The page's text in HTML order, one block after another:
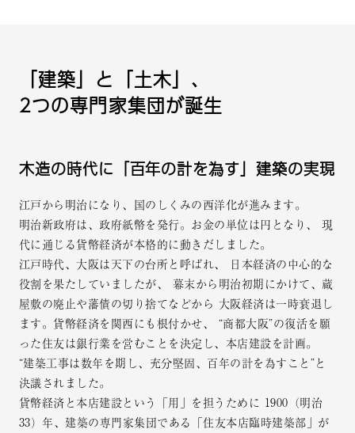
「建築」と「⼟⽊」、
2つの専⾨家集団が誕⽣
⽊造の時代に「百年の計を為す」建築の実現
江戸から明治になり、国のしくみの西洋化が進みます。
明治新政府は、政府紙幣を発行。お金の単位は円となり、
現
代に通じる貨幣経済が本格的に動きだしました。
江戸時代、大阪は天下の台所と呼ばれ、
日本経済の中心的な
役割を果たしていましたが、
幕末から明治初期にかけて、蔵
屋敷の廃止や藩債の切り捨てなどから 大阪経済は一時衰退し
ます。貨幣経済を関西にも根付かせ、
“商都大阪”の復活を願
った住友は銀行業を営むことを決定し、本店建設を計画。
“建築工事は数年を期し、充分堅固、百年の計を為すこと”と
決議されました。
貨幣経済と本店建設という「用」を担うために 1900（明治
33）年、建築の専門家集団である「住友本店臨時建築部」が